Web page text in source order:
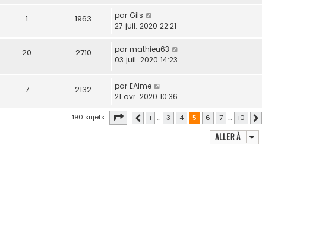
1 1963 par Gils
27 juil. 2020 22:21
20 2710 par mathieu63
03 juil. 2020 14:23
7 2132 par EAime
21 avr. 2020 10:36
190 sujets Page sur 10
Précédente
1 … 3 4 5 6 7 … 10
Aller à